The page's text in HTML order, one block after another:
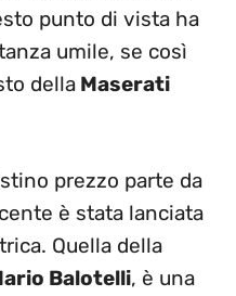
punto di vista ha
umile, se così
della Maserati
prezzo parte da
è stata lanciata
Quella della
Balotelli, è una